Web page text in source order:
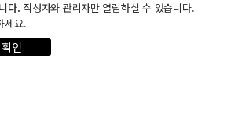
다. 작성자와 관리자만 열람하실 수 있습니다.
세요.